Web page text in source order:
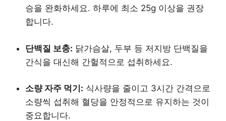
승을 완화하세요. 하루에 최소 25g 이상을 권장
합니다.
단백질 보충: 닭가슴살, 두부 등 저지방 단백질을
간식을 대신해 간헐적으로 섭취하세요.
소량 자주 먹기: 식사량을 줄이고 3시간 간격으로
소량씩 섭취해 혈당을 안정적으로 유지하는 것이
중요합니다.